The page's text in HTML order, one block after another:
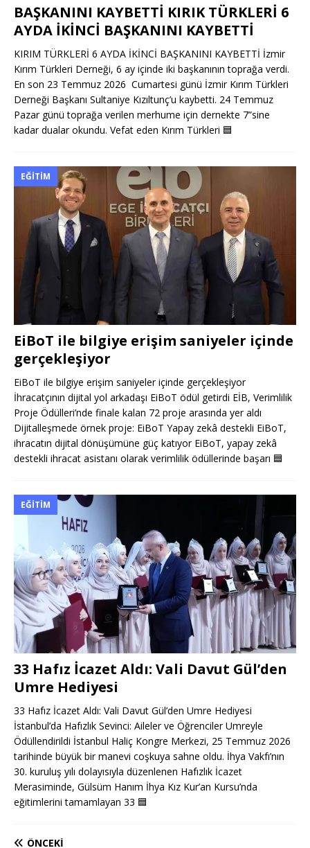
BAŞKANINI KAYBETTİ KIRIK TÜRKLERİ 6
AYDA İKİNCİ BAŞKANINI KAYBETTİ
KIRIM TÜRKLERİ 6 AYDA İKİNCİ BAŞKANINI KAYBETTİ İzmir
Kırım Türkleri Derneği, 6 ay içinde iki başkanının toprağa verdi.
En son 23 Temmuz 2026 Cumartesi günü İzmir Kırım Türkleri
Derneği Başkanı Sultaniye Kızıltunç’u kaybetti. 24 Temmuz
Pazar günü toprağa verilen merhume için dernekte 7”sine
kadar dualar okundu. Vefat eden Kırım Türkleri 🟦
EĞITIM
EiBoT ile bilgiye erişim saniyeler içinde
gerçekleşiyor
EiBoT ile bilgiye erişim saniyeler içinde gerçekleşiyor
İhracatçının dijital yol arkadaşı EiBoT ödül getirdi EİB, Verimlilik
Proje Ödülleri’nde finale kalan 72 proje arasında yer aldı
Dijitalleşmede örnek proje: EiBoT Yapay zekâ destekli EiBoT,
ihracatın dijital dönüşümüne güç katıyor EiBoT, yapay zekâ
destekli ihracat asistanı olarak verimlilik ödüllerinde başarı 🟦
EĞITIM
33 Hafız İcazet Aldı: Vali Davut Gül’den
Umre Hediyesi
33 Hafız İcazet Aldı: Vali Davut Gül’den Umre Hediyesi
İstanbul’da Hafızlık Sevinci: Aileler ve Öğrenciler Umreyle
Ödüllendirildi İstanbul Haliç Kongre Merkezi, 25 Temmuz 2026
tarihinde büyük bir manevi coşkuya sahne oldu. İhya Vakfı’nın
30. kuruluş yılı dolayısıyla düzenlenen Hafızlık İcazet
Merasiminde, Gülsüm Hanım İhya Kız Kur’an Kursu’nda
eğitimlerini tamamlayan 33 🟦
ÖNCEKI